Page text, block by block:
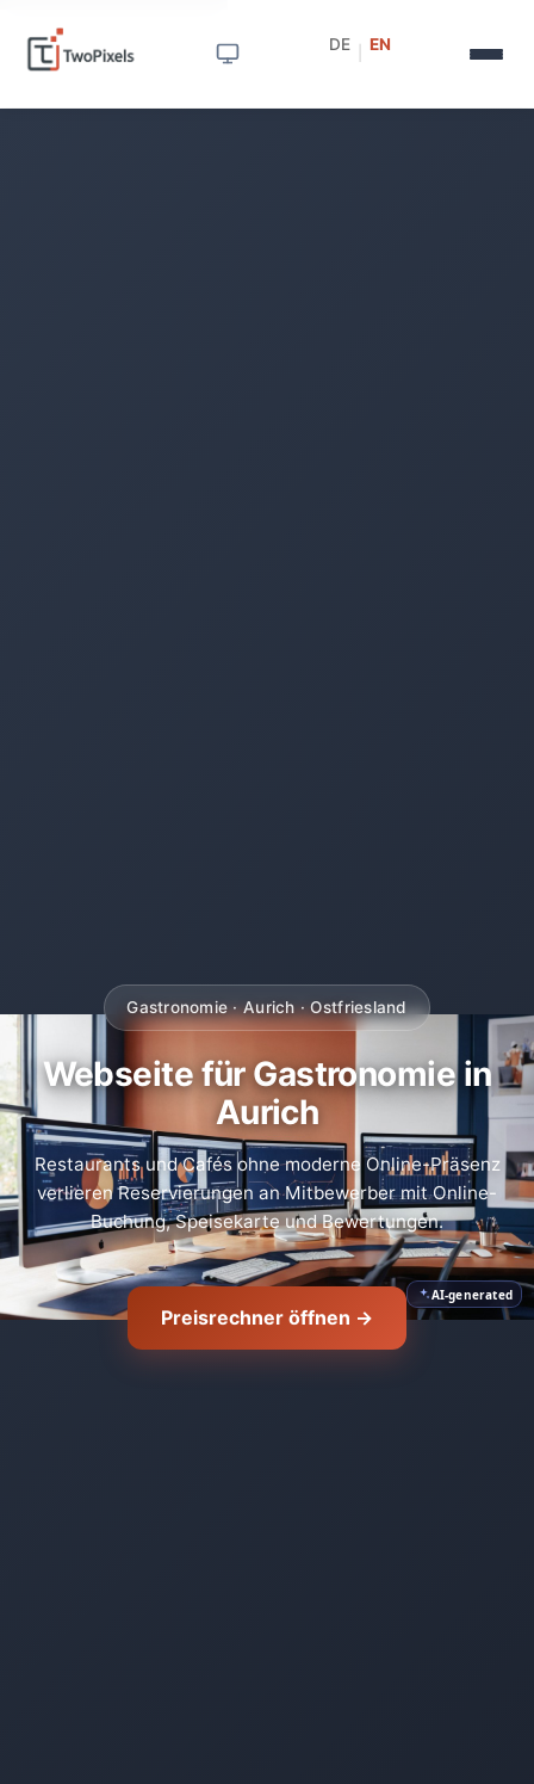
DE EN
AI-generated
Gastronomie · Aurich · Ostfriesland
Webseite für Gastronomie in
Aurich
Restaurants und Cafés ohne moderne Online-Präsenz
verlieren Reservierungen an Mitbewerber mit Online-
Buchung, Speisekarte und Bewertungen.
Preisrechner öffnen →